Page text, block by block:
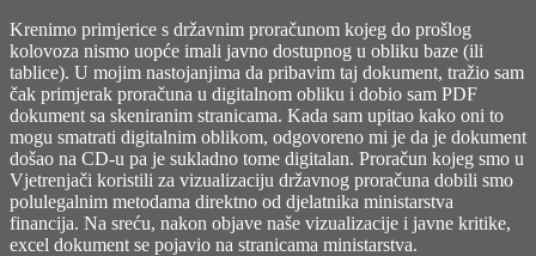
Krenimo primjerice s državnim proračunom kojeg do prošlog
kolovoza nismo uopće imali javno dostupnog u obliku baze (ili
tablice). U mojim nastojanjima da pribavim taj dokument, tražio sam
čak primjerak proračuna u digitalnom obliku i dobio sam PDF
dokument sa skeniranim stranicama. Kada sam upitao kako oni to
mogu smatrati digitalnim oblikom, odgovoreno mi je da je dokument
došao na CD-u pa je sukladno tome digitalan. Proračun kojeg smo u
Vjetrenjači koristili za vizualizaciju državnog proračuna dobili smo
polulegalnim metodama direktno od djelatnika ministarstva
financija. Na sreću, nakon objave naše vizualizacije i javne kritike,
excel dokument se pojavio na stranicama ministarstva.